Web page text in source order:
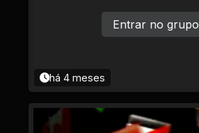
há 4 meses
Entrar no grupo